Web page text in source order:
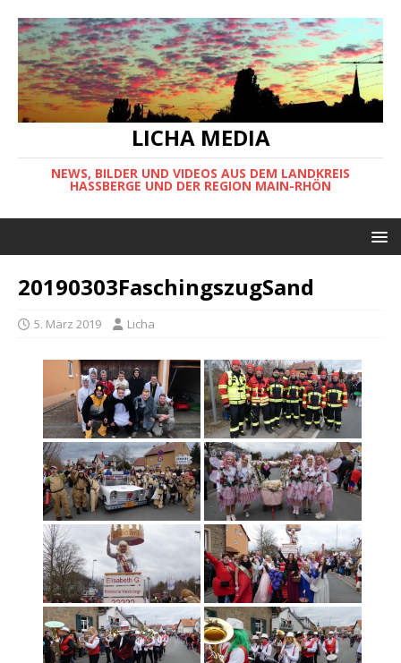
LICHA MEDIA
NEWS, BILDER UND VIDEOS AUS DEM LANDKREIS
HASSBERGE UND DER REGION MAIN-RHÖN
20190303FaschingszugSand
5. März 2019 Licha